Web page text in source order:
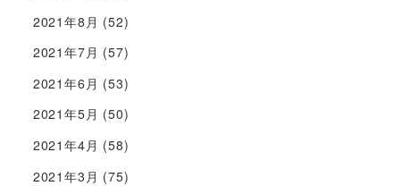
2021年8月 (52)
2021年7月 (57)
2021年6月 (53)
2021年5月 (50)
2021年4月 (58)
2021年3月 (75)